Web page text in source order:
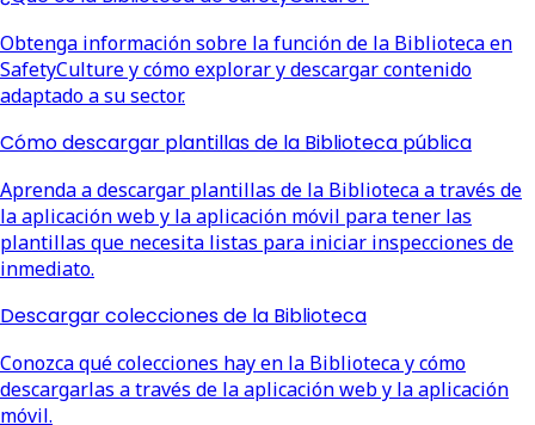
Obtenga información sobre la función de la Biblioteca en
SafetyCulture y cómo explorar y descargar contenido
adaptado a su sector.
Cómo descargar plantillas de la Biblioteca pública
Aprenda a descargar plantillas de la Biblioteca a través de
la aplicación web y la aplicación móvil para tener las
plantillas que necesita listas para iniciar inspecciones de
inmediato.
Descargar colecciones de la Biblioteca
Conozca qué colecciones hay en la Biblioteca y cómo
descargarlas a través de la aplicación web y la aplicación
móvil.